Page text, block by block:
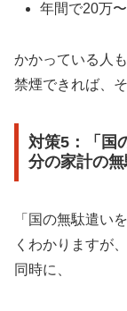
年間で20万
かかっている人
禁煙できれば、
対策5：「国
分の家計の
「国の無駄遣い
くわかりますが、
同時に、